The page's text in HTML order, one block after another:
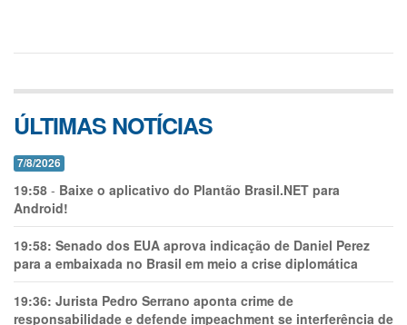
ÚLTIMAS NOTÍCIAS
7/8/2026
19:58 - Baixe o aplicativo do Plantão Brasil.NET para
Android!
19:58: Senado dos EUA aprova indicação de Daniel Perez
para a embaixada no Brasil em meio a crise diplomática
19:36: Jurista Pedro Serrano aponta crime de
responsabilidade e defende impeachment se interferência de